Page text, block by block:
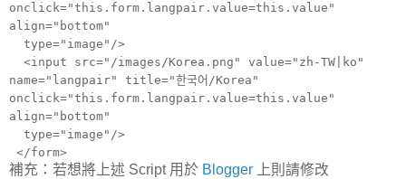
onclick="this.form.langpair.value=this.value"
align="bottom"
type="image"/>
<input src="/images/Korea.png" value="zh-TW|ko"
name="langpair" title="한국어/Korea"
onclick="this.form.langpair.value=this.value"
align="bottom"
type="image"/>
</form>
補充：若想將上述 Script 用於 Blogger 上則請修改